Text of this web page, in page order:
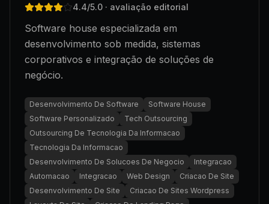
4.4/5.0 · avaliação editorial
Software house especializada em
desenvolvimento sob medida, sistemas
corporativos e integração de soluções de
negócio.
Desenvolvimento De Software
Software House
Software Personalizado
Tech Outsourcing
Outsourcing De Tecnologia Da Informacao
Tecnologia Da Informacao
Desenvolvimento De Solucoes De Negocio
Integracao
Automacao
Integracao Web Design
Criacao De Site
Desenvolvimento De Site
Criacao De Sites Wordpress